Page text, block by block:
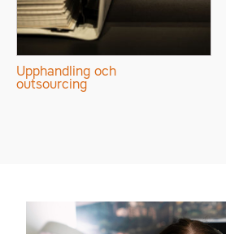
Upphandling och
outsourcing